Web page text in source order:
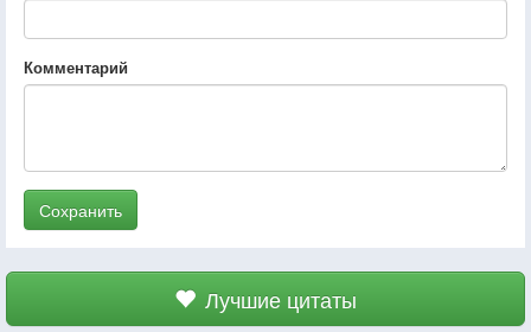
Комментарий
Сохранить
Лучшие цитаты